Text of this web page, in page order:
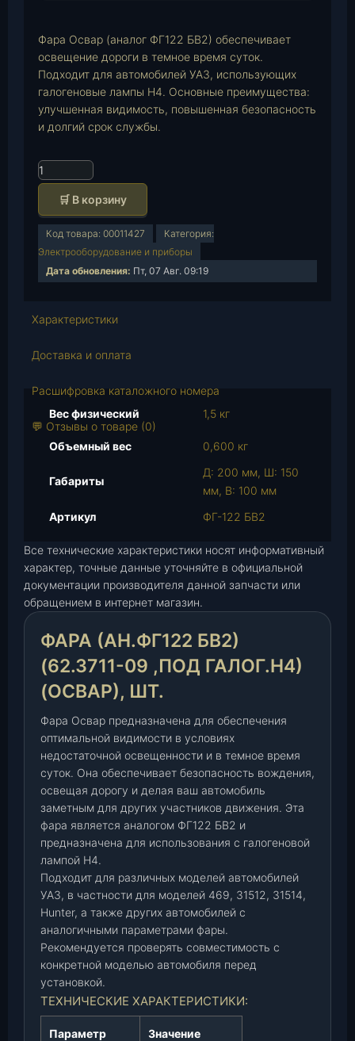
Фара Освар (аналог ФГ122 БВ2) обеспечивает
освещение дороги в темное время суток.
Подходит для автомобилей УАЗ, использующих
галогеновые лампы H4. Основные преимущества:
улучшенная видимость, повышенная безопасность
и долгий срок службы.
К
о
и
в
т
в
р
а
н
.
Ф
1
2
2
Б
В
2
)
(
6
2
.
3
7
1
1
-
0
9
п
о
🛒 В корзину
Код товара: 00011427
Категория:
Электрооборудование и приборы
Дата обновления: Пт, 07 Авг. 09:19
Характеристики
Доставка и оплата
Расшифровка каталожного номера
💬 Отзывы о товаре (0)
Вес физический 1,5 кг
Объемный вес 0,600 кг
Габариты
Д: 200 мм, Ш: 150
мм, В: 100 мм
Артикул
ФГ-122 БВ2
Все технические характеристики носят информативный
характер, точные данные уточняйте в официальной
документации производителя данной запчасти или
обращением в интернет магазин.
ФАРА (АН.ФГ122 БВ2)
(62.3711-09 ,ПОД ГАЛОГ.Н4)
(ОСВАР), ШТ.
Фара Освар предназначена для обеспечения
оптимальной видимости в условиях
недостаточной освещенности и в темное время
суток. Она обеспечивает безопасность вождения,
освещая дорогу и делая ваш автомобиль
заметным для других участников движения. Эта
фара является аналогом ФГ122 БВ2 и
предназначена для использования с галогеновой
лампой H4.
Подходит для различных моделей автомобилей
УАЗ, в частности для моделей 469, 31512, 31514,
Hunter, а также других автомобилей с
аналогичными параметрами фары.
Рекомендуется проверять совместимость с
конкретной моделью автомобиля перед
установкой.
ТЕХНИЧЕСКИЕ ХАРАКТЕРИСТИКИ:
Параметр Значение